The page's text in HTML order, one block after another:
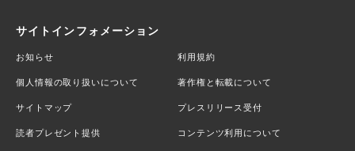
サイトインフォメーション
お知らせ 利用規約
個人情報の取り扱いについて 著作権と転載について
サイトマップ プレスリリース受付
読者プレゼント提供 コンテンツ利用について